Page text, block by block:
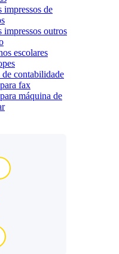
impressos de
impressos outros
escolares
contabilidade
fax
máquina de